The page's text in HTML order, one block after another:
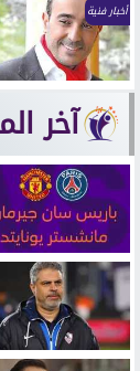
أخبار فنية
آخر